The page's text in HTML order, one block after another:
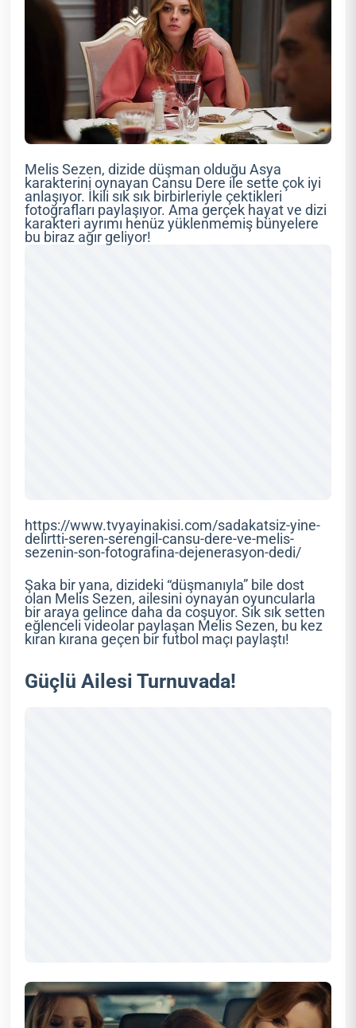
Melis Sezen, dizide düşman olduğu Asya
karakterini oynayan Cansu Dere ile sette çok iyi
anlaşıyor. İkili sık sık birbirleriyle çektikleri
fotoğrafları paylaşıyor. Ama gerçek hayat ve dizi
karakteri ayrımı henüz yüklenmemiş bünyelere
bu biraz ağır geliyor!
https://www.tvyayinakisi.com/sadakatsiz-yine-
delirtti-seren-serengil-cansu-dere-ve-melis-
sezenin-son-fotografina-dejenerasyon-dedi/
Şaka bir yana, dizideki “düşmanıyla” bile dost
olan Melis Sezen, ailesini oynayan oyuncularla
bir araya gelince daha da coşuyor. Sık sık setten
eğlenceli videolar paylaşan Melis Sezen, bu kez
kıran kırana geçen bir futbol maçı paylaştı!
Güçlü Ailesi Turnuvada!